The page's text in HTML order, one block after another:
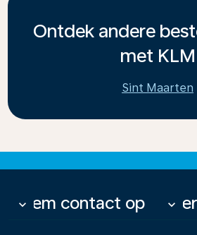
Ontdek andere
met KLM
Sint Maarten
Neem contact op
keyboard_arrow_down keyboard_arrow_down